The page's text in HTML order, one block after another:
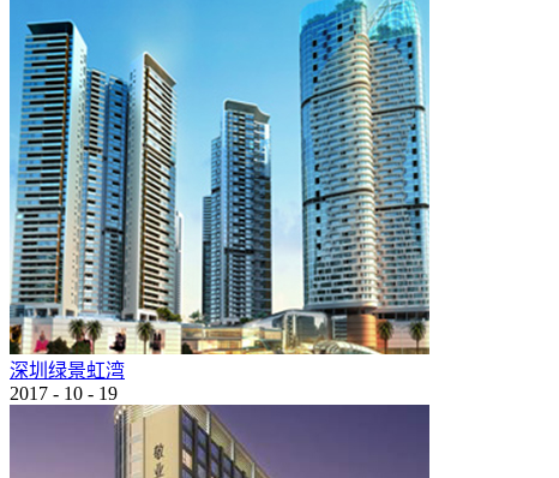
深圳绿景虹湾
2017 - 10 - 19